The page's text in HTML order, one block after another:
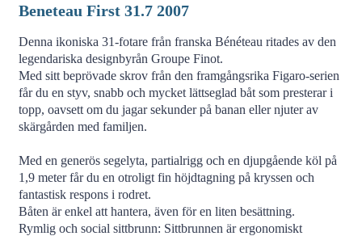
Beneteau First 31.7 2007
Denna ikoniska 31-fotare från franska Bénéteau ritades av den
legendariska designbyrån Groupe Finot.
Med sitt beprövade skrov från den framgångsrika Figaro-serien
får du en styv, snabb och mycket lättseglad båt som presterar i
topp, oavsett om du jagar sekunder på banan eller njuter av
skärgården med familjen.
Med en generös segelyta, partialrigg och en djupgående köl på
1,9 meter får du en otroligt fin höjdtagning på kryssen och
fantastisk respons i rodret.
Båten är enkel att hantera, även för en liten besättning.
Rymlig och social sittbrunn: Sittbrunnen är ergonomiskt